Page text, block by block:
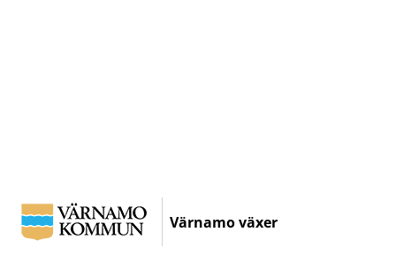
huvudinnehållet
Värnamo växer